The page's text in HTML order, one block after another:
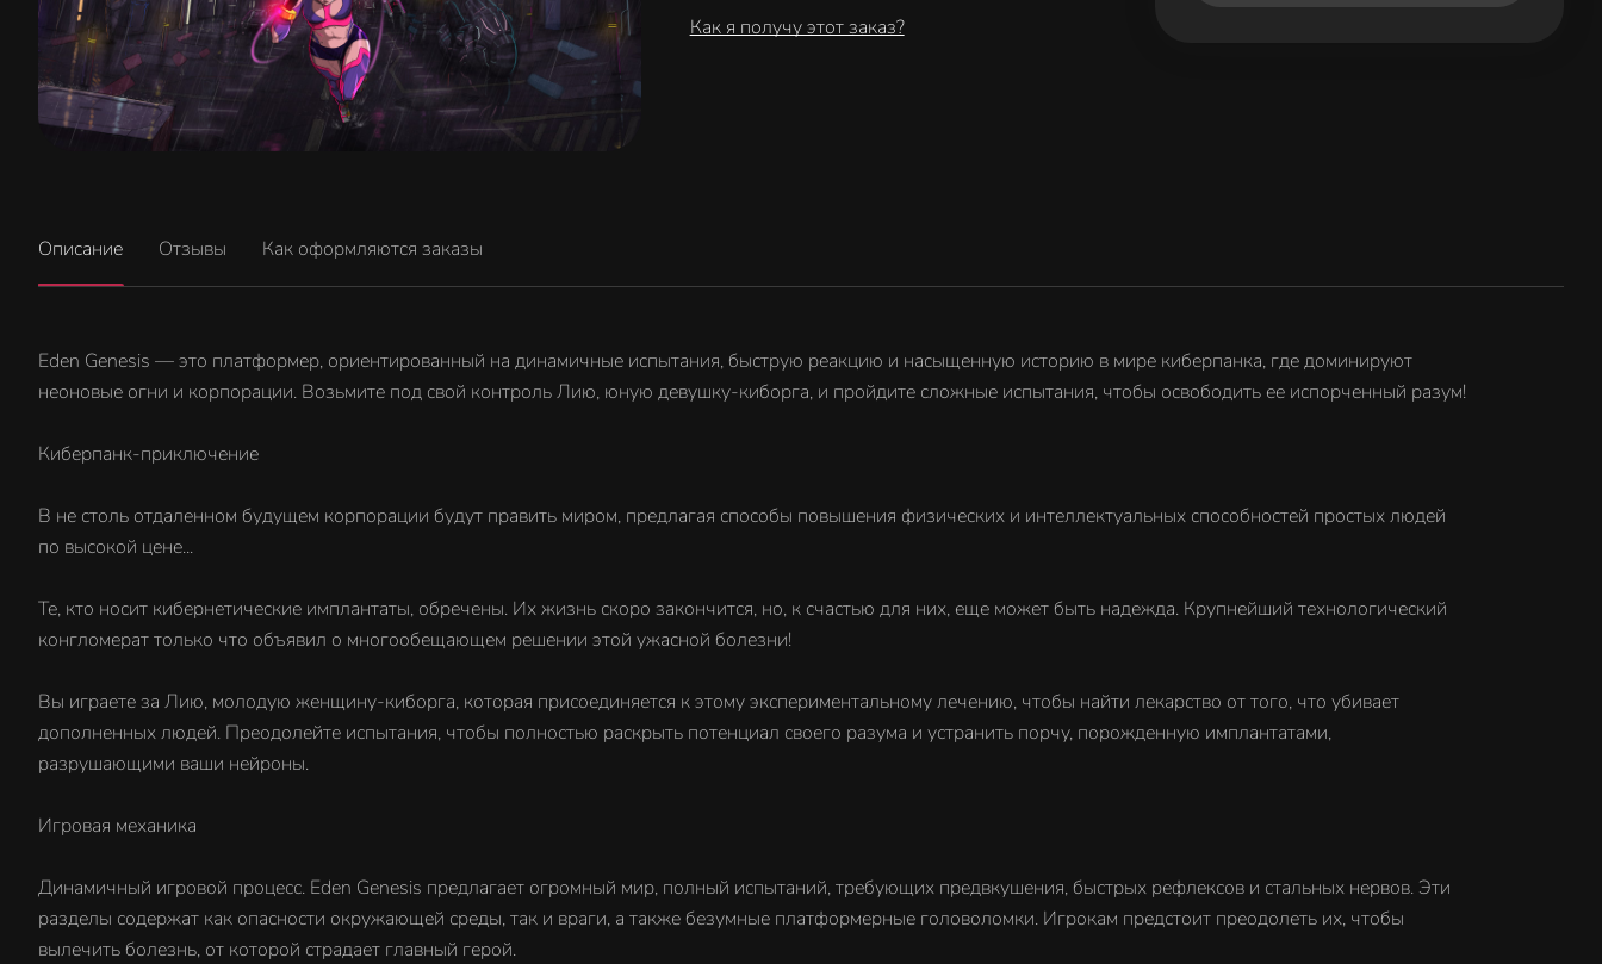
Как я получу этот заказ?
Описание Отзывы Как оформляются заказы
Eden Genesis — это платформер, ориентированный на динамичные испытания, быструю реакцию и насыщенную историю в мире киберпанка, где доминируют
неоновые огни и корпорации. Возьмите под свой контроль Лию, юную девушку-киборга, и пройдите сложные испытания, чтобы освободить ее испорченный разум!
Киберпанк-приключение
В не столь отдаленном будущем корпорации будут править миром, предлагая способы повышения физических и интеллектуальных способностей простых людей
по высокой цене...
Те, кто носит кибернетические имплантаты, обречены. Их жизнь скоро закончится, но, к счастью для них, еще может быть надежда. Крупнейший технологический
конгломерат только что объявил о многообещающем решении этой ужасной болезни!
Вы играете за Лию, молодую женщину-киборга, которая присоединяется к этому экспериментальному лечению, чтобы найти лекарство от того, что убивает
дополненных людей. Преодолейте испытания, чтобы полностью раскрыть потенциал своего разума и устранить порчу, порожденную имплантатами,
разрушающими ваши нейроны.
Игровая механика
Динамичный игровой процесс. Eden Genesis предлагает огромный мир, полный испытаний, требующих предвкушения, быстрых рефлексов и стальных нервов. Эти
разделы содержат как опасности окружающей среды, так и враги, а также безумные платформерные головоломки. Игрокам предстоит преодолеть их, чтобы
вылечить болезнь, от которой страдает главный герой.